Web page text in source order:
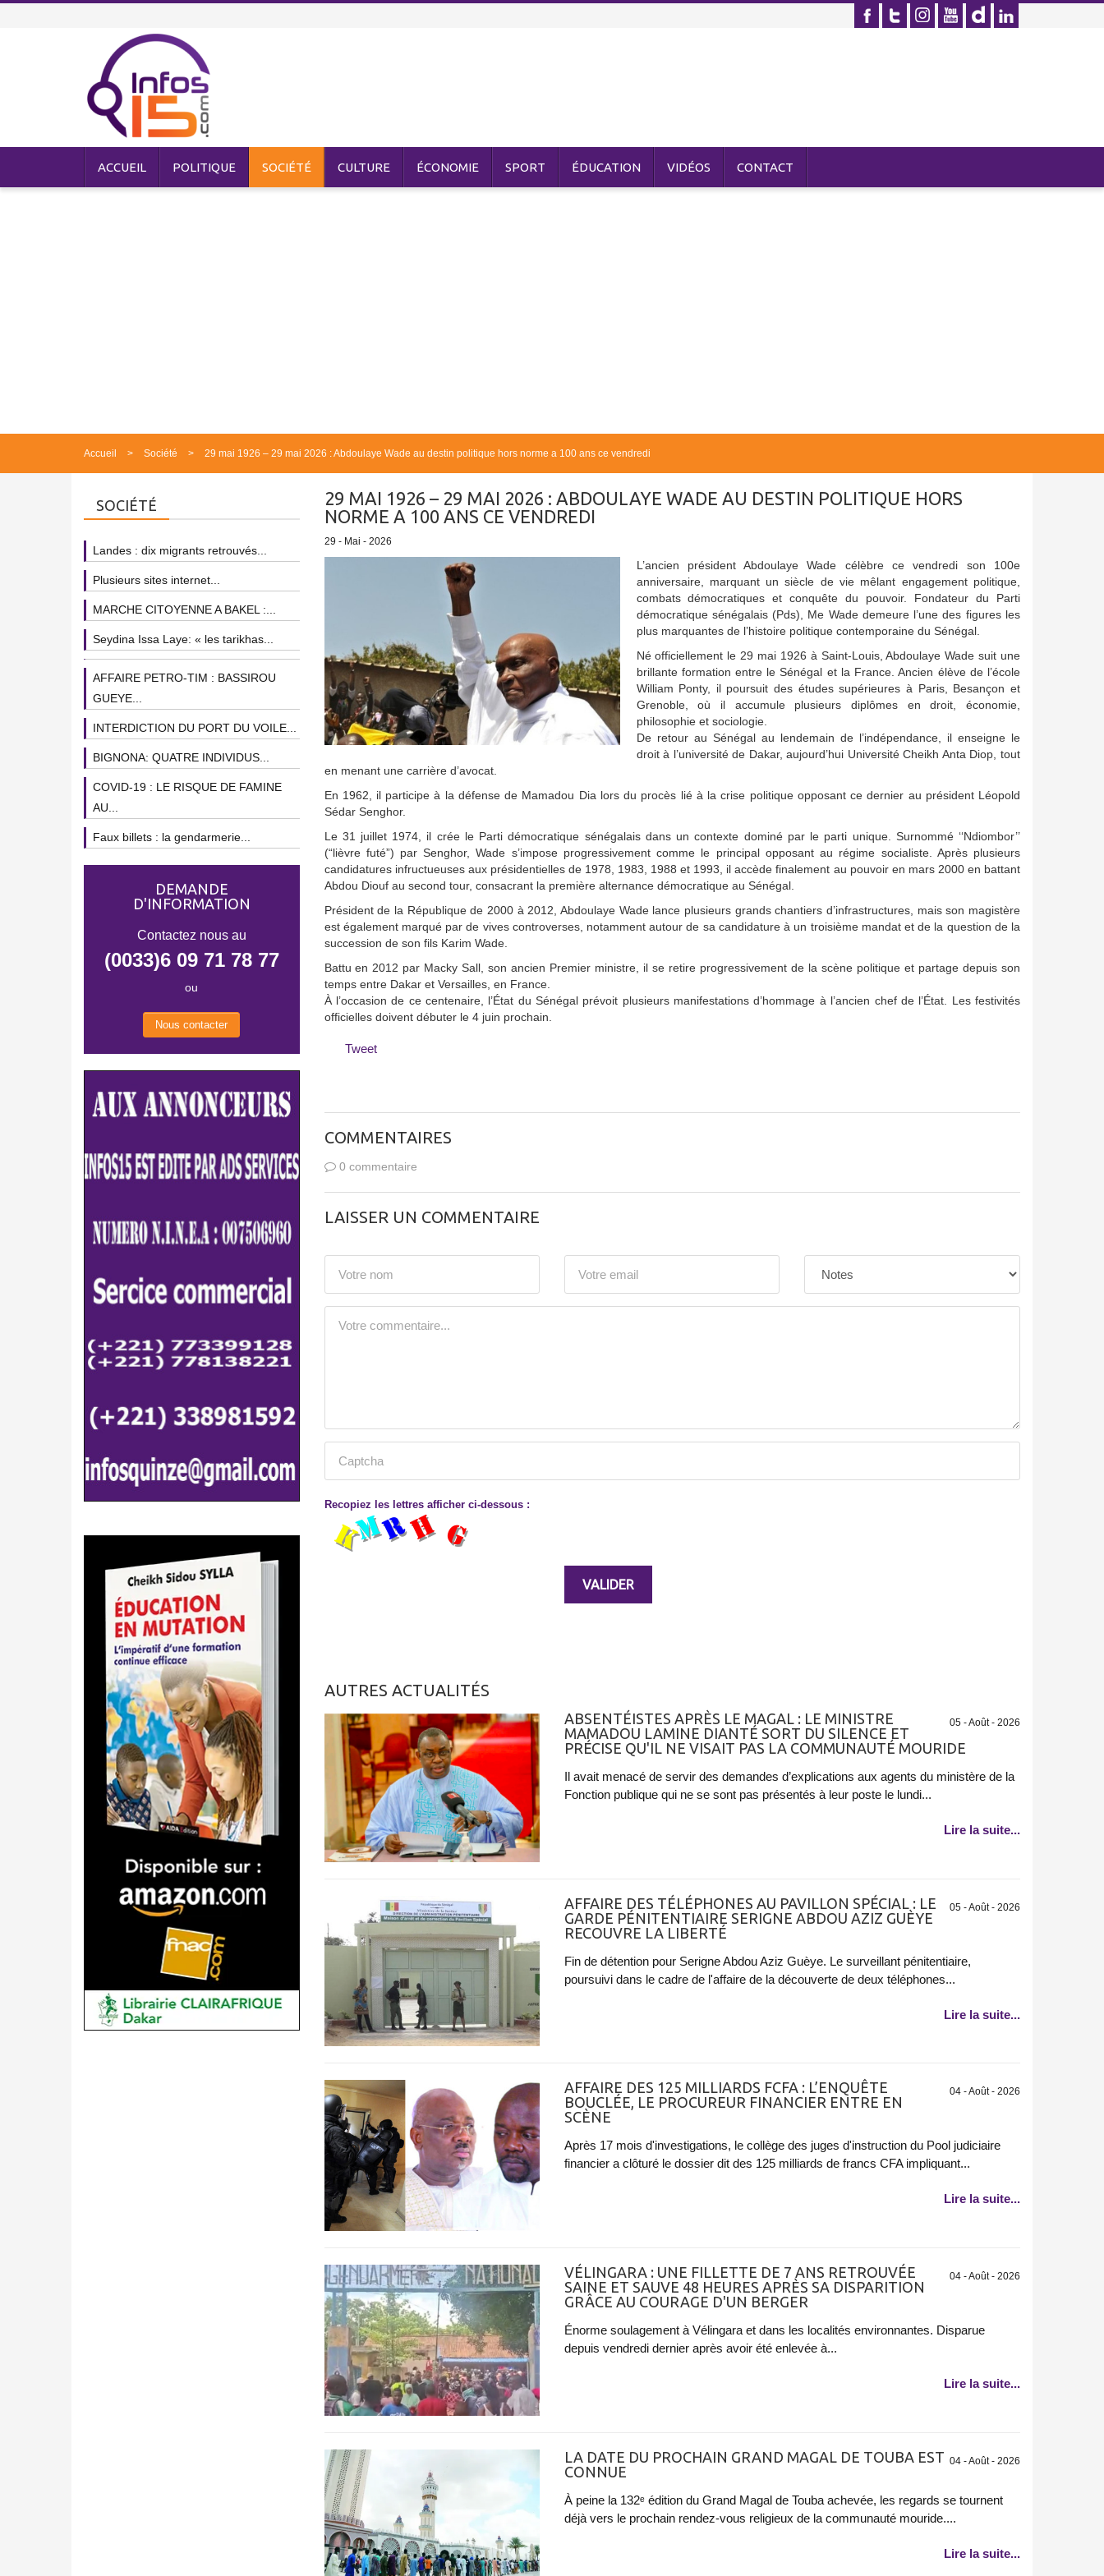
ACCUEIL POLITIQUE SOCIÉTÉ CULTURE ÉCONOMIE SPORT ÉDUCATION VIDÉOS CONTACT
Accueil Société 29 mai 1926 – 29 mai 2026 : Abdoulaye Wade au destin politique hors norme a 100 ans ce vendredi
29 MAI 1926 – 29 MAI 2026 : ABDOULAYE WADE AU DESTIN POLITIQUE HORS
NORME A 100 ANS CE VENDREDI
29 - Mai - 2026
L’ancien président Abdoulaye Wade célèbre ce vendredi son 100e
anniversaire, marquant un siècle de vie mêlant engagement politique,
combats démocratiques et conquête du pouvoir. Fondateur du Parti
démocratique sénégalais (Pds), Me Wade demeure l’une des figures les
plus marquantes de l’histoire politique contemporaine du Sénégal.
Né officiellement le 29 mai 1926 à Saint-Louis, Abdoulaye Wade suit une
brillante formation entre le Sénégal et la France. Ancien élève de l’école
William Ponty, il poursuit des études supérieures à Paris, Besançon et
Grenoble, où il accumule plusieurs diplômes en droit, économie,
philosophie et sociologie.
De retour au Sénégal au lendemain de l’indépendance, il enseigne le
droit à l’université de Dakar, aujourd’hui Université Cheikh Anta Diop, tout
en menant une carrière d’avocat.
En 1962, il participe à la défense de Mamadou Dia lors du procès lié à la crise politique opposant ce dernier au président Léopold
Sédar Senghor.
Le 31 juillet 1974, il crée le Parti démocratique sénégalais dans un contexte dominé par le parti unique. Surnommé ‘‘Ndiombor’’
(“lièvre futé”) par Senghor, Wade s’impose progressivement comme le principal opposant au régime socialiste. Après plusieurs
candidatures infructueuses aux présidentielles de 1978, 1983, 1988 et 1993, il accède finalement au pouvoir en mars 2000 en battant
Abdou Diouf au second tour, consacrant la première alternance démocratique au Sénégal.
Président de la République de 2000 à 2012, Abdoulaye Wade lance plusieurs grands chantiers d’infrastructures, mais son magistère
est également marqué par de vives controverses, notamment autour de sa candidature à un troisième mandat et de la question de la
succession de son fils Karim Wade.
Battu en 2012 par Macky Sall, son ancien Premier ministre, il se retire progressivement de la scène politique et partage depuis son
temps entre Dakar et Versailles, en France.
À l’occasion de ce centenaire, l’État du Sénégal prévoit plusieurs manifestations d’hommage à l’ancien chef de l’État. Les festivités
officielles doivent débuter le 4 juin prochain.
Tweet
COMMENTAIRES
0 commentaire
LAISSER UN COMMENTAIRE
Recopiez les lettres afficher ci-dessous :
AUTRES ACTUALITÉS
05 - Août - 2026
ABSENTÉISTES APRÈS LE MAGAL : LE MINISTRE
MAMADOU LAMINE DIANTÉ SORT DU SILENCE ET
PRÉCISE QU'IL NE VISAIT PAS LA COMMUNAUTÉ MOURIDE
Il avait menacé de servir des demandes d’explications aux agents du ministère de la
Fonction publique qui ne se sont pas présentés à leur poste le lundi...
Lire la suite...
05 - Août - 2026
AFFAIRE DES TÉLÉPHONES AU PAVILLON SPÉCIAL : LE
GARDE PÉNITENTIAIRE SERIGNE ABDOU AZIZ GUÈYE
RECOUVRE LA LIBERTÉ
Fin de détention pour Serigne Abdou Aziz Guèye. Le surveillant pénitentiaire,
poursuivi dans le cadre de l'affaire de la découverte de deux téléphones...
Lire la suite...
04 - Août - 2026
AFFAIRE DES 125 MILLIARDS FCFA : L’ENQUÊTE
BOUCLÉE, LE PROCUREUR FINANCIER ENTRE EN
SCÈNE
Après 17 mois d'investigations, le collège des juges d'instruction du Pool judiciaire
financier a clôturé le dossier dit des 125 milliards de francs CFA impliquant...
Lire la suite...
04 - Août - 2026
VÉLINGARA : UNE FILLETTE DE 7 ANS RETROUVÉE
SAINE ET SAUVE 48 HEURES APRÈS SA DISPARITION
GRÂCE AU COURAGE D'UN BERGER
Énorme soulagement à Vélingara et dans les localités environnantes. Disparue
depuis vendredi dernier après avoir été enlevée à...
Lire la suite...
04 - Août - 2026
LA DATE DU PROCHAIN GRAND MAGAL DE TOUBA EST
CONNUE
À peine la 132ᵉ édition du Grand Magal de Touba achevée, les regards se tournent
déjà vers le prochain rendez-vous religieux de la communauté mouride....
Lire la suite...
SOCIÉTÉ
Landes : dix migrants retrouvés...
Plusieurs sites internet...
MARCHE CITOYENNE A BAKEL :...
Seydina Issa Laye: « les tarikhas...
AFFAIRE PETRO-TIM : BASSIROU
GUEYE...
INTERDICTION DU PORT DU VOILE...
BIGNONA: QUATRE INDIVIDUS...
COVID-19 : LE RISQUE DE FAMINE
AU...
Faux billets : la gendarmerie...
DEMANDE
D'INFORMATION
Contactez nous au
(0033)6 09 71 78 77
ou
Nous contacter